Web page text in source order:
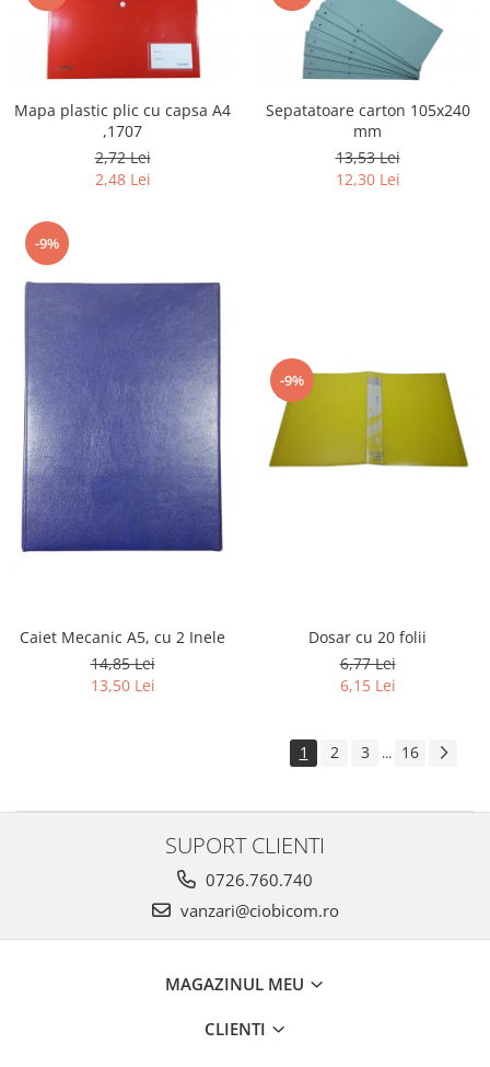
Mapa plastic plic cu capsa A4
,1707
2,72 Lei
2,48 Lei
Sepatatoare carton 105x240
mm
13,53 Lei
12,30 Lei
-9%
Caiet Mecanic A5, cu 2 Inele
14,85 Lei
13,50 Lei
-9%
Dosar cu 20 folii
6,77 Lei
6,15 Lei
1 2 3 ... 16
SUPORT CLIENTI
0726.760.740
vanzari@ciobicom.ro
MAGAZINUL MEU
CLIENTI